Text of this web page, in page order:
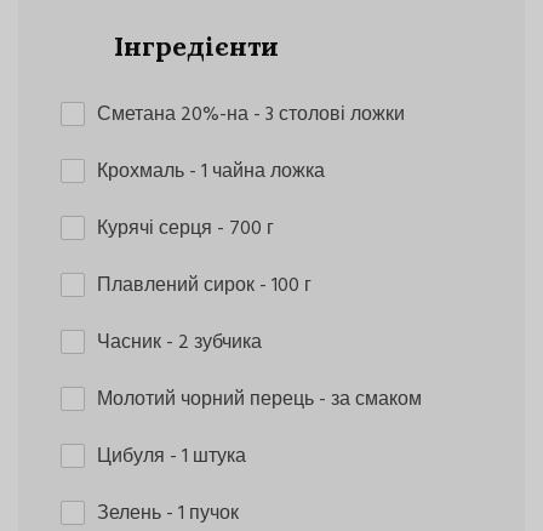
Інгредієнти
Сметана 20%-на- 3 столові ложки
Крохмаль- 1 чайна ложка
Курячі серця - 700 г
Плавлений сирок- 100 г
Часник- 2 зубчика
Молотий чорний перець- за смаком
Цибуля - 1 штука
Зелень- 1 пучок